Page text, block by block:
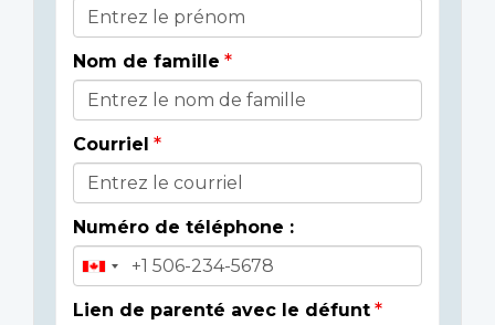
Donor
Details
Nom de famille
Courriel
Numéro de téléphone :
Lien de parenté avec le défunt